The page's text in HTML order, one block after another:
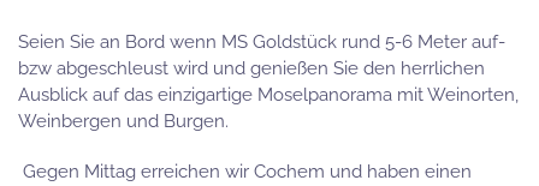
Seien Sie an Bord wenn MS Goldstück rund 5-6 Meter auf-
bzw abgeschleust wird und genießen Sie den herrlichen
Ausblick auf das einzigartige Moselpanorama mit Weinorten,
Weinbergen und Burgen.
Gegen Mittag erreichen wir Cochem und haben einen